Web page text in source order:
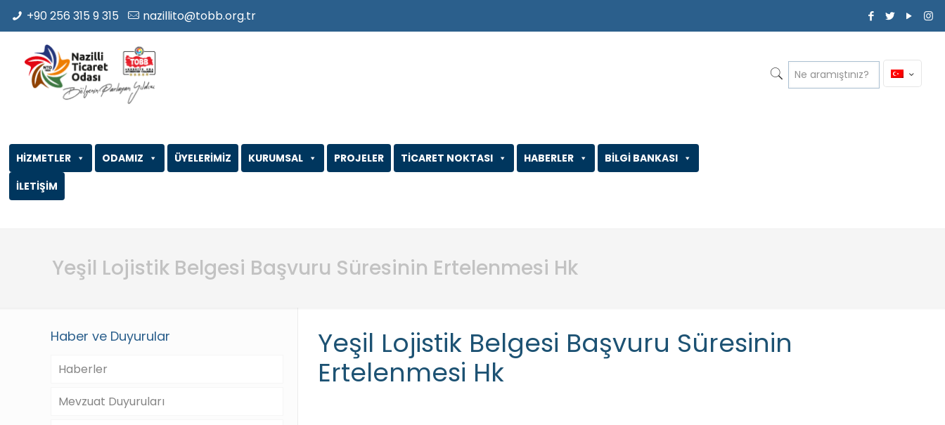
+90 256 315 9 315 nazillito@tobb.org.tr
ODAMIZ
HİZMETLER ÜYELERİMİZ KURUMSAL PROJELER TİCARET NOKTASI HABERLER
BİLGİ BANKASI
İLETİŞİM
Yeşil Lojistik Belgesi Başvuru Süresinin Ertelenmesi Hk
Yeşil Lojistik Belgesi Başvuru Süresinin
Ertelenmesi Hk
Haber ve Duyurular
Haberler
Mevzuat Duyuruları